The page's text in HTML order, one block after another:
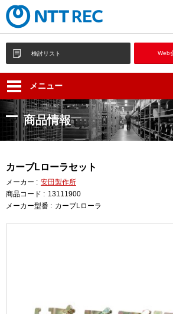
検討リスト Web
メニュー
商品情報
カーブLローラセット
メーカー : 安田製作所
商品コード : 13111900
メーカー型番 : カーブLローラ